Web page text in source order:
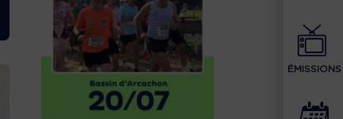
ÉMISSIONS